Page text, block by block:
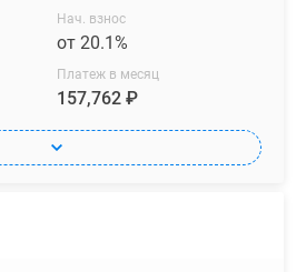
Нач. взнос
от 20.1%
Платеж в месяц
157,762 ₽